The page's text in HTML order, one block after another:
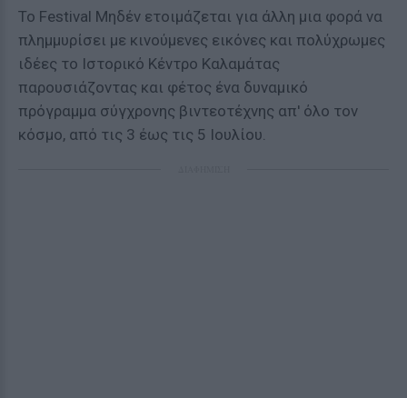
Το Festival Μηδέν ετοιμάζεται για άλλη μια φορά να
πλημμυρίσει με κινούμενες εικόνες και πολύχρωμες
ιδέες το Ιστορικό Κέντρο Καλαμάτας
παρουσιάζοντας και φέτος ένα δυναμικό
πρόγραμμα σύγχρονης βιντεοτέχνης απ' όλο τον
κόσμο, από τις 3 έως τις 5 Ιουλίου.